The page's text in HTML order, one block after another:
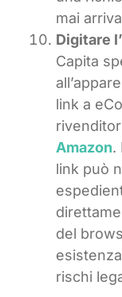
mai
Digitare
Capita
link a
Amazon.
link può
del
rischi